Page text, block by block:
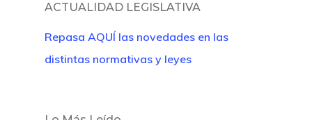
ACTUALIDAD LEGISLATIVA
Repasa AQUÍ las novedades en las
distintas normativas y leyes